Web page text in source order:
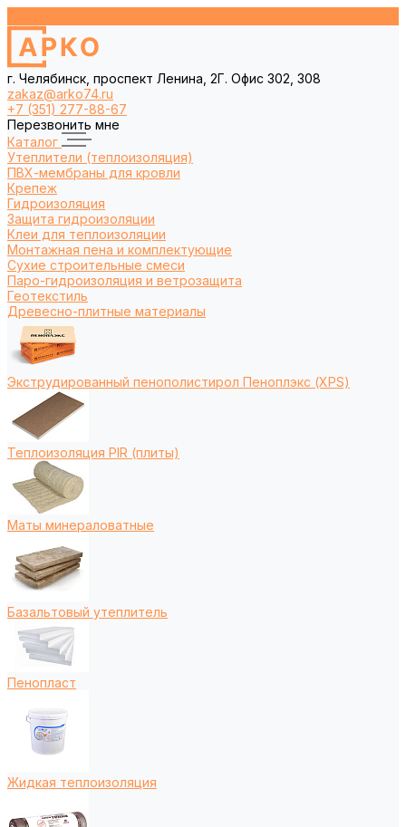
г. Челябинск, проспект Ленина, 2Г. Офис 302, 308
zakaz@arko74.ru
+7 (351) 277-88-67
Перезвонить мне
Каталог
Утеплители (теплоизоляция)
ПВХ-мембраны для кровли
Крепеж
Гидроизоляция
Защита гидроизоляции
Клеи для теплоизоляции
Монтажная пена и комплектующие
Сухие строительные смеси
Паро-гидроизоляция и ветрозащита
Геотекстиль
Древесно-плитные материалы
Экструдированный пенополистирол Пеноплэкс (XPS)
Теплоизоляция PIR (плиты)
Маты минераловатные
Базальтовый утеплитель
Пенопласт
Жидкая теплоизоляция